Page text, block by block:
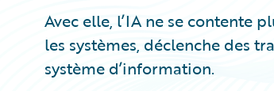
Avec elle, l’IA ne se contente
les systèmes, déclenche des
système d’information.